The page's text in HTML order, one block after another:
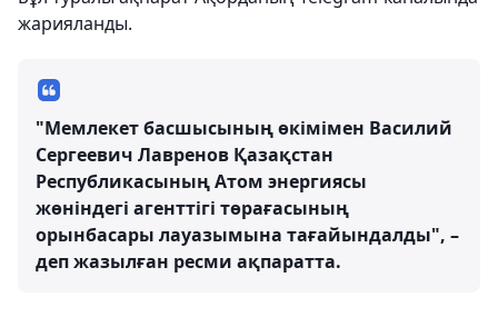
жарияланды.
"Мемлекет басшысының өкімімен Василий
Сергеевич Лавренов Қазақстан
Республикасының Атом энергиясы
жөніндегі агенттігі төрағасының
орынбасары лауазымына тағайындалды", –
деп жазылған ресми ақпаратта.